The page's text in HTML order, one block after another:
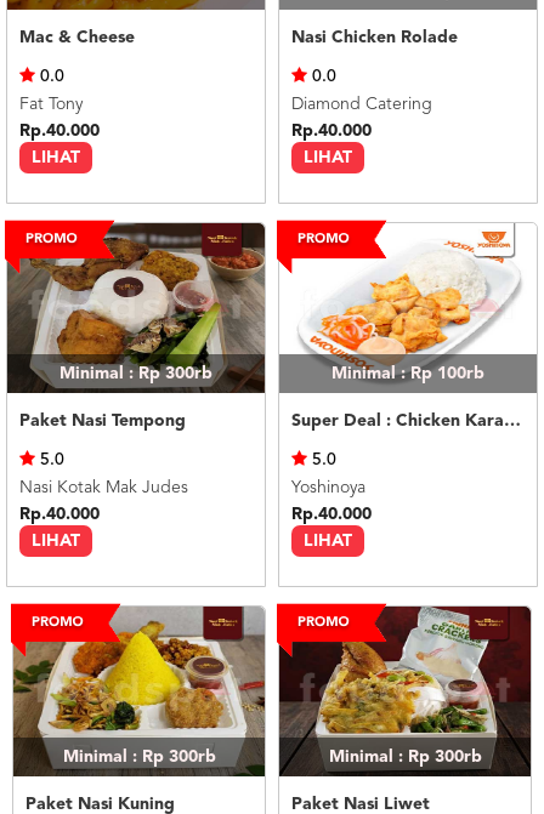
Mac & Cheese
LIHAT
0.0
Fat Tony
Rp.40.000
Nasi Chicken Rolade
LIHAT
0.0
Diamond Catering
Rp.40.000
Minimal : Rp 300rb
Paket Nasi Tempong
LIHAT
5.0
Nasi Kotak Mak Judes
Rp.40.000
Minimal : Rp 100rb
Super Deal : Chicken Karaage (4 pcs)
LIHAT
5.0
Yoshinoya
Rp.40.000
Minimal : Rp 300rb
Paket Nasi Kuning
Minimal : Rp 300rb
Paket Nasi Liwet